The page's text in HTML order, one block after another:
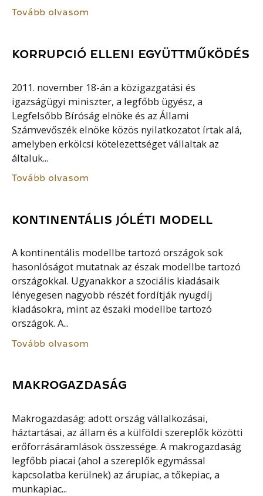
Tovább olvasom
KORRUPCIÓ ELLENI EGYÜTTMŰKÖDÉS
2011. november 18-án a közigazgatási és
igazságügyi miniszter, a legfőbb ügyész, a
Legfelsőbb Bíróság elnöke és az Állami
Számvevőszék elnöke közös nyilatkozatot írtak alá,
amelyben erkölcsi kötelezettséget vállaltak az
általuk...
Tovább olvasom
KONTINENTÁLIS JÓLÉTI MODELL
A kontinentális modellbe tartozó országok sok
hasonlóságot mutatnak az észak modellbe tartozó
országokkal. Ugyanakkor a szociális kiadásaik
lényegesen nagyobb részét fordítják nyugdíj
kiadásokra, mint az északi modellbe tartozó
országok. A...
Tovább olvasom
MAKROGAZDASÁG
Makrogazdaság: adott ország vállalkozásai,
háztartásai, az állam és a külföldi szereplők közötti
erőforrásáramlások összessége. A makrogazdaság
legfőbb piacai (ahol a szereplők egymással
kapcsolatba kerülnek) az árupiac, a tőkepiac, a
munkapiac...